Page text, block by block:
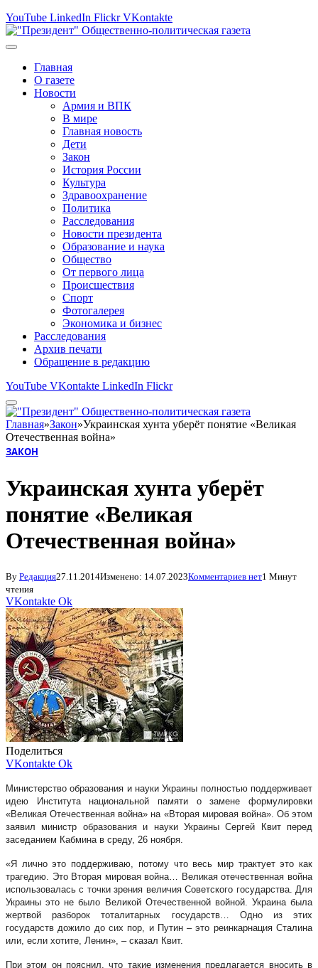
YouTube LinkedIn Flickr VKontakte
Главная
О газете
Новости
Армия и ВПК
В мире
Главная новость
Дети
Закон
История России
Культура
Здравоохранение
Политика
Расследования
Новости президента
Образование и наука
Общество
От первого лица
Происшествия
Спорт
Фотогалерея
Экономика и бизнес
Расследования
Архив печати
Обращение в редакцию
YouTube VKontakte LinkedIn Flickr
Главная»Закон»Украинская хунта уберёт понятие «Великая
Отечественная война»
ЗАКОН
Украинская хунта уберёт
понятие «Великая
Отечественная война»
By Редакция27.11.2014Изменено: 14.07.2023Комментариев нет1 Минут
чтения
VKontakte Ok
Поделиться
VKontakte Ok
Министерство образования и науки Украины полностью поддерживает
идею Института национальной памяти о замене формулировки
«Великая Отечественная война» на «Вторая мировая война». Об этом
заявил министр образования и науки Украины Сергей Квит перед
заседанием Кабмина в среду, 26 ноября.
«Я лично это поддерживаю, потому что весь мир трактует это как
трагедию. Это Вторая мировая война… Великая отечественная война
использовалась с точки зрения величия Советского государства. Для
Украины это не было Великой Отечественной войной. Украина была
жертвой разборок тоталитарных государств… Одно из этих
государств дожило до сих пор, и Путин – это реинкарнация Сталина
или, если хотите, Ленин», – сказал Квит.
При этом он пояснил, что такие изменения предлагается вносить в